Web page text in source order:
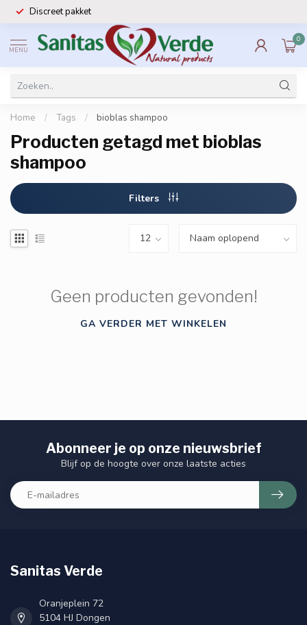
Discreet pakket
MENU
0
Home / Tags / bioblas shampoo
Producten getagd met bioblas
shampoo
Filters
Geen producten gevonden!
GA VERDER MET WINKELEN
Abonneer je op onze nieuwsbrief
Blijf op de hoogte over onze laatste acties
Sanitas Verde
Oranjeplein 72
5104 HJ Dongen